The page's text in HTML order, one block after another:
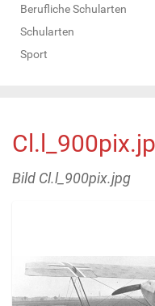
Berufliche Schularten
Schularten
Sport
Bild Cl.l_900pix.jpg